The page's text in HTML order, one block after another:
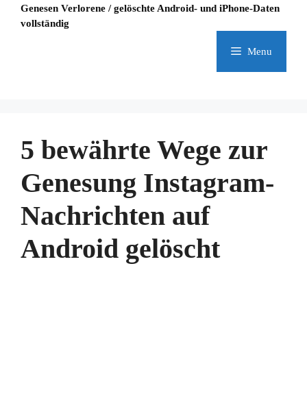
Genesen Verlorene / gelöschte Android- und iPhone-Daten
vollständig
Menu
5 bewährte Wege zur
Genesung Instagram-
Nachrichten auf
Android gelöscht